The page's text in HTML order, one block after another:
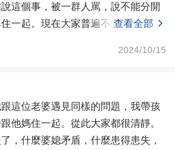
這個事，被一群人罵，說不能分開
一起。現在大家普遍不想和婆婆住
查看全部
2024/10/15
這位老婆遇見同樣的問題，我帶孩
他媽住一起。從此大家都很清靜。
，什麼婆媳矛盾，什麼患得患失，